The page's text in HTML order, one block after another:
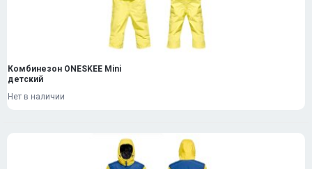
Комбинезон ONESKEE Mini
детский
Нет в наличии